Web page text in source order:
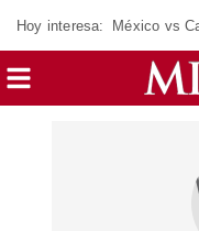
Hoy interesa: México vs